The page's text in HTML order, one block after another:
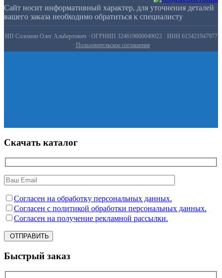
Сайт носит информативный характер, для уточнения деталей
вашего заказа необходимо обратиться к специалисту
ИП Соломин Олег Альбертович · ОГРНИП 324619600049022 · ИНН 615421947977
· Пользовательское соглашение
Скачать каталог
Согласен на обработку персональных данных.
Согласен с политикой обработки персональных данных.
Согласен на получение рекламной рассылки.
ОТПРАВИТЬ
Быстрый заказ